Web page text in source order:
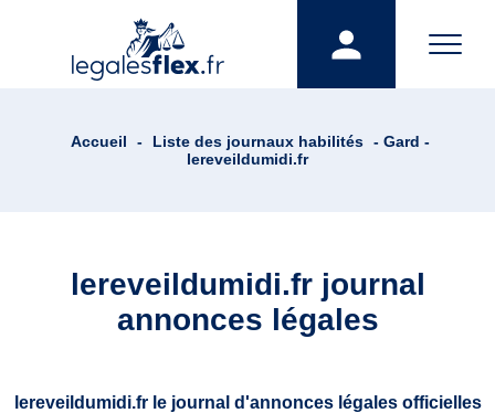
Accueil - Liste des journaux habilités - Gard -
lereveildumidi.fr
lereveildumidi.fr journal
annonces légales
lereveildumidi.fr le journal d'annonces légales officielles